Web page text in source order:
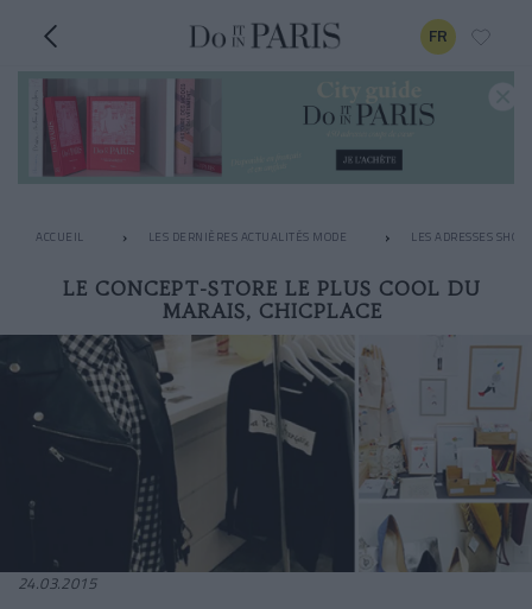
FR
ACCUEIL LES DERNIÈRES ACTUALITÉS MODE LES ADRESSES
LE CONCEPT-STORE LE PLUS COOL DU
MARAIS, CHICPLACE
24.03.2015